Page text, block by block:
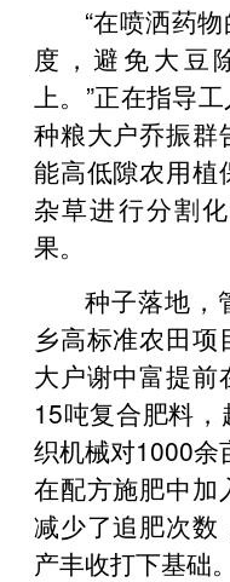
“在喷洒药
度，避免大豆
上。”正在指导
种粮大户乔振群
能高低隙农用植
杂草进行分割
果。
种子落地，
乡高标准农田
大户谢中富提前
15吨复合肥料
织机械对1000余
在配方施肥中加
减少了追肥次数
产丰收打下基础